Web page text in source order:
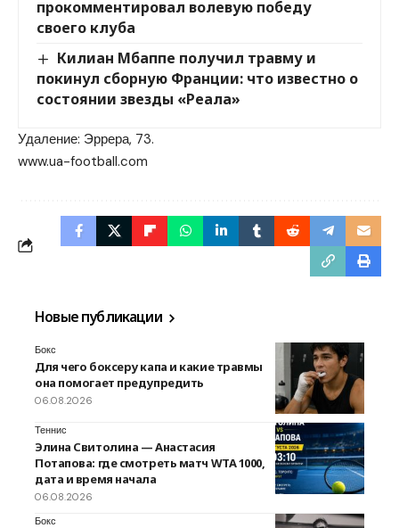
прокомментировал волевую победу
своего клуба
Килиан Мбаппе получил травму и
покинул сборную Франции: что известно о
состоянии звезды «Реала»
Удаление: Эррера, 73.
www.ua-football.com
Новые публикации
Бокс
Для чего боксеру капа и какие травмы
она помогает предупредить
06.08.2026
Теннис
Элина Свитолина — Анастасия
Потапова: где смотреть матч WTA 1000,
дата и время начала
06.08.2026
Бокс